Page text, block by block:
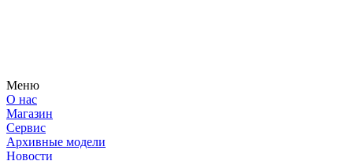
Меню
О нас
Магазин
Сервис
Архивные модели
Новости